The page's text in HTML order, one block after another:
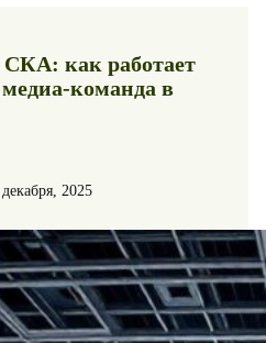
СКА: как работает
команда в
2025